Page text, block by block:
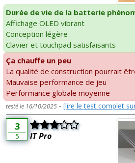
Durée de vie de la batterie
Affichage OLED vibrant
Conception légère
Clavier et touchpad satisfaisants
Ça chauffe un peu
La qualité de construction pourrait
Mauvaise performance de jeu
Performance globale moyenne
testé le 16/10/2025 - [lire le test complet
3
5 IT Pro